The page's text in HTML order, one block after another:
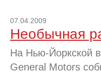
07.04.2009
Необычная
На Нью-Йоркской
General Motors